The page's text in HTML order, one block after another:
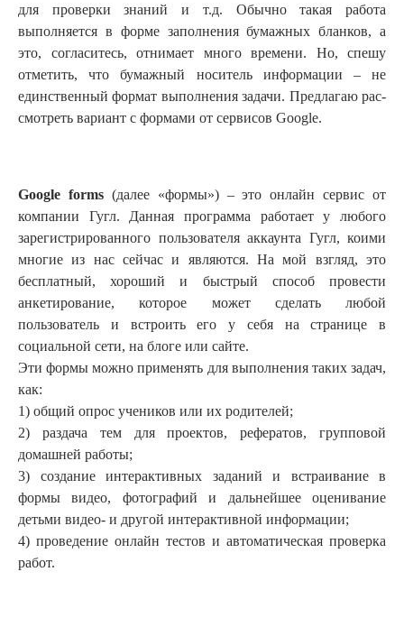
для проверки знаний и т.д. Обычно такая работа
выполняется в форме за­пол­нения бумажных бланков, а
это, сог­ласитесь, отнимает много времени. Но, спе­шу
отметить, что бумажный носи­тель ин­формации – не
единственный фор­мат вы­полнения задачи. Предлагаю рас­
смот­реть вариант с формами от сервисов Google.
Google forms(далее «формы») – это онлайн сервис от
компании Гугл. Данная программа работает у любого
зарегистрированного пользователя аккаунта Гугл, коими
многие из нас сейчас и являются. На мой взгляд, это
бесплатный, хороший и быстрый способ провести
анкетирование, которое может сделать любой
пользователь и встроить его у себя на странице в
социальной сети, на блоге или сайте.
Эти формы можно применять для выполнения таких задач,
как:
1) общий опрос учеников или их родителей;
2) раздача тем для проектов, рефератов, групповой
домашней работы;
3) создание интерактивных заданий и встраивание в
формы видео, фотографий и дальнейшее оценивание
детьми видео- и другой интерактивной информации;
4) проведение онлайн тестов и автоматическая проверка
работ.